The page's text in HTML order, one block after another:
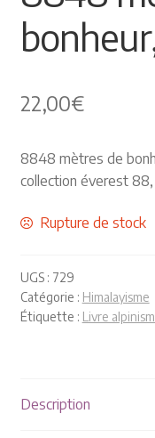
Himalayisme
Peintures
Les Pyrénées
Carte postale
Plaquettes et
22,00€
8848 mètres de
collection éverest 88,
Rupture de stock
UGS : 729
Catégorie : Himalayisme
Étiquette : Livre
Description